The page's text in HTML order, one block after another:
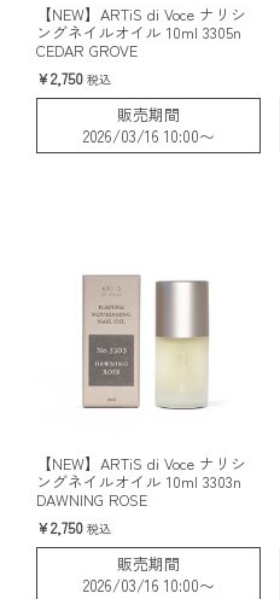
【NEW】ARTiS di Voce ナリシ
ングネイルオイル 10ml 3305n
CEDAR GROVE
2,750 税込
販売期間
2026/03/16 10:00〜
【NEW】ARTiS di Voce ナリシ
ングネイルオイル 10ml 3303n
DAWNING ROSE
2,750 税込
販売期間
2026/03/16 10:00〜